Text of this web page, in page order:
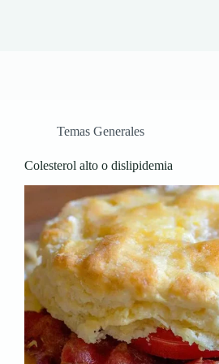
Temas Generales
Colesterol alto o dislipidemia